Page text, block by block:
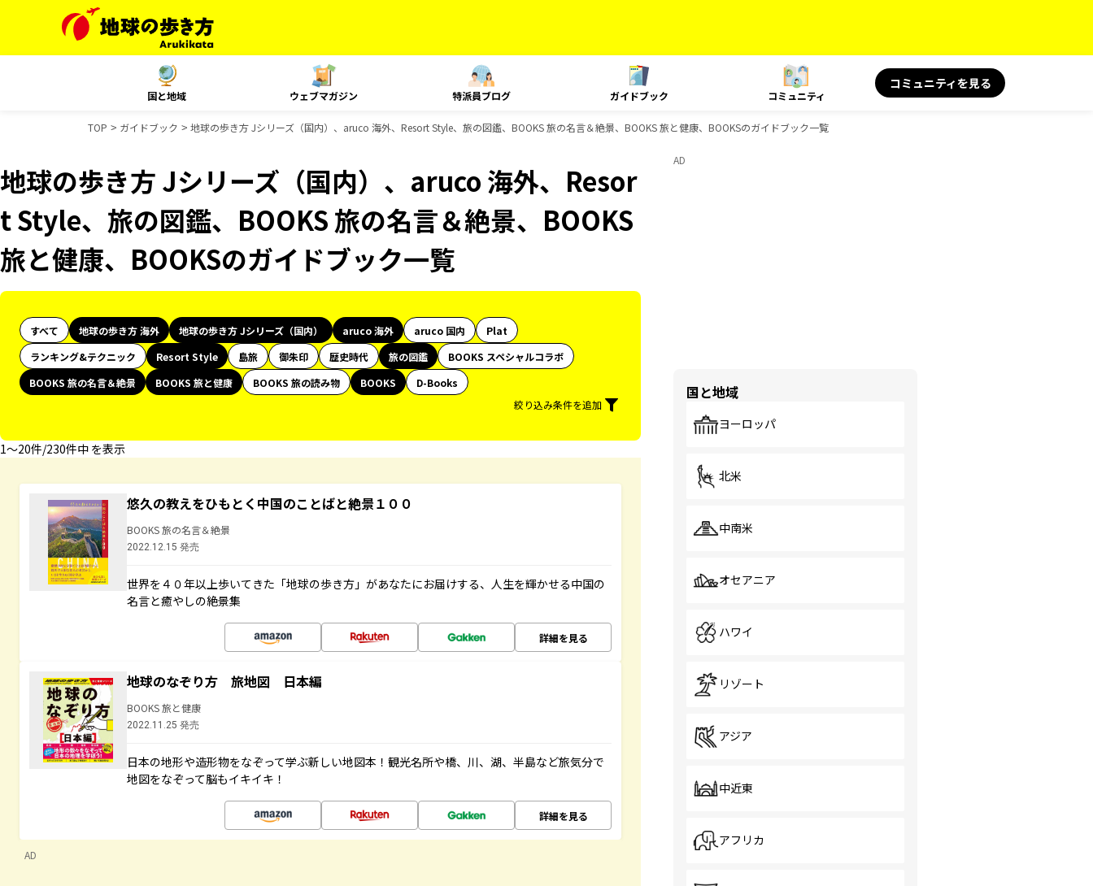
国と地域 ウェブマガジン 特派員ブログ ガイドブック コミュニティ
コミュニティを見る
TOP ガイドブック 地球の歩き方 Jシリーズ（国内）、aruco 海外、Resort Style、旅の図鑑、BOOKS 旅の名言＆絶景、BOOKS 旅と健康、BOOKSのガイドブック一覧
地球の歩き方 Jシリーズ（国内）、aruco 海外、Resor
t Style、旅の図鑑、BOOKS 旅の名言＆絶景、BOOKS
旅と健康、BOOKSのガイドブック一覧
すべて 地球の歩き方 海外 地球の歩き方 Jシリーズ（国内） aruco 海外 aruco 国内
Plat
ランキング&テクニック
Resort Style 島旅 御朱印 歴史時代 旅の図鑑
BOOKS スペシャルコラボ
BOOKS 旅の名言＆絶景
BOOKS 旅と健康 BOOKS 旅の読み物 BOOKS
D-Books
絞り込み条件を追加
1〜20件/230件中 を表示
悠久の教えをひもとく中国のことばと絶景１００
BOOKS 旅の名言＆絶景
2022.12.15 発売
世界を４０年以上歩いてきた「地球の歩き方」があなたにお届けする、人生を輝かせる中国の
名言と癒やしの絶景集
詳細を見る
地球のなぞり方 旅地図 日本編
BOOKS 旅と健康
2022.11.25 発売
日本の地形や造形物をなぞって学ぶ新しい地図本！観光名所や橋、川、湖、半島など旅気分で
地図をなぞって脳もイキイキ！
詳細を見る
AD
AD
国と地域
ヨーロッパ
北米
中南米
オセアニア
ハワイ
リゾート
アジア
中近東
アフリカ